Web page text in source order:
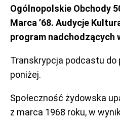
Ogólnopolskie Obchody
Marca ’68. Audycje
program nadchodzących
Transkrypcja podcastu
poniżej.
Społeczność żydowska
z marca 1968 roku, w